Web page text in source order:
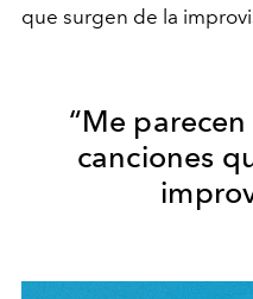
que surgen de la
“Me
canciones